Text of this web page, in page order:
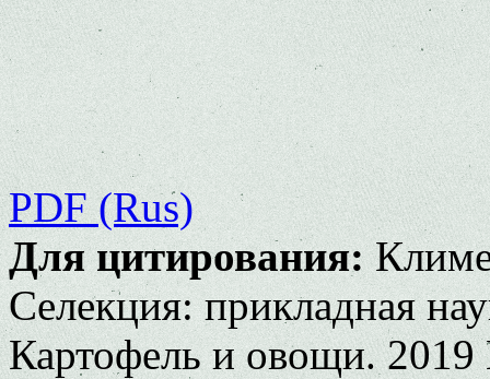
PDF (Rus)
Для цитирования:
Селекция: прикладная
Картофель и овощи.